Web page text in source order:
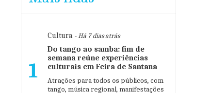
1
Cultura - Há 7 dias atrás
Do tango ao samba: fim de
semana reúne experiências
culturais em Feira de Santana
Atrações para todos os públicos, com
tango, música regional, manifestações